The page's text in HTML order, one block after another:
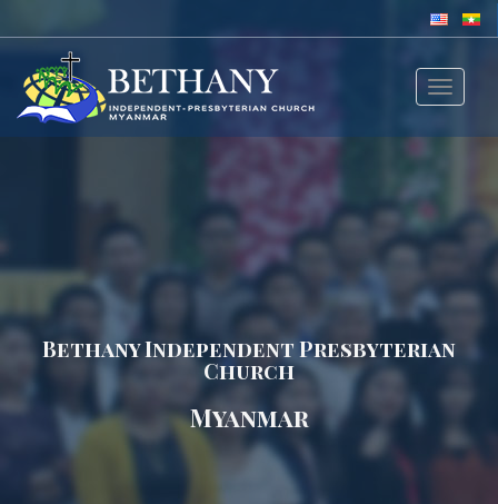
Toggle
Bethany Independent Presbyterian
Church
Myanmar